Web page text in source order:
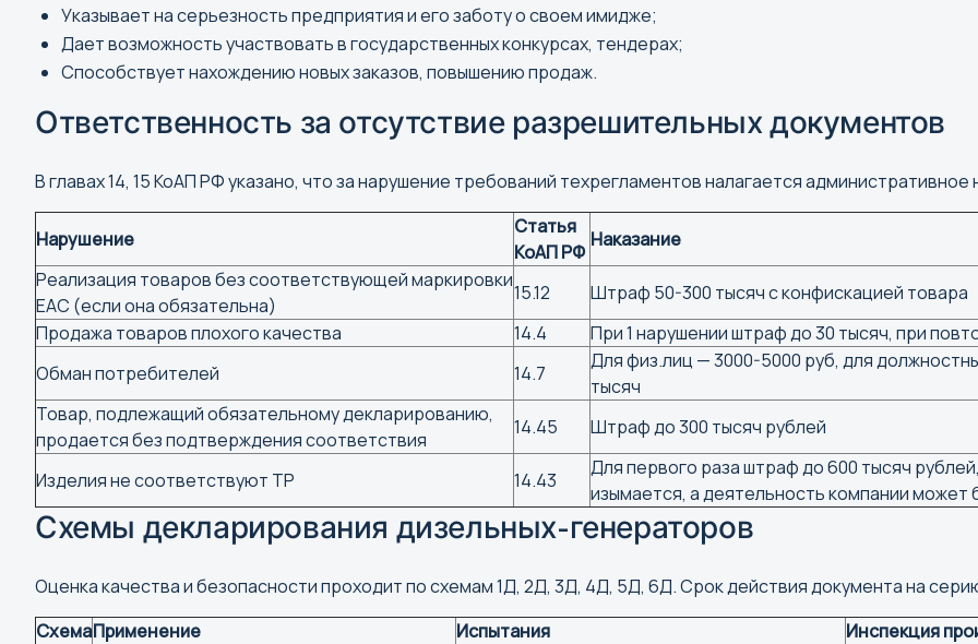
Указывает на серьезность предприятия и его заботу о своем имидже;
Дает возможность участвовать в государственных конкурсах, тендерах;
Способствует нахождению новых заказов, повышению продаж.
Ответственность за отсутствие разрешительных документов
В главах 14, 15 КоАП РФ указано, что за нарушение требований техрегламентов налагается административное
Нарушение
Статья
КоАП РФ
Наказание
Реализация товаров без соответствующей маркировки
ЕАС (если она обязательна)
15.12
Штраф 50-300 тысяч с конфискацией товара
Продажа товаров плохого качества
14.4
При 1 нарушении штраф до 30 тысяч, при
Обман потребителей
14.7
Для физ.лиц — 3000-5000 руб, для
тысяч
Товар, подлежащий обязательному декларированию,
продается без подтверждения соответствия
14.45 Штраф до 300 тысяч рублей
Изделия не соответствуют ТР 14.43
Для первого раза штраф до 600 тысяч
изымается, а деятельность компании может
Схемы декларирования дизельных-генераторов
Оценка качества и безопасности проходит по схемам 1Д, 2Д, 3Д, 4Д, 5Д, 6Д. Срок действия документа на
СхемаПрименение Испытания
Инспекция
Абакан
Анадырь
Армавир
Архангельск
Барнаул
Белгород
Бийск
Биробиджан
Брянск
Владимир
Вологда
Г
Горно-Алтайск
Е
Екатеринбург
И
Иваново
Ижевск
Й К
Казань
Калининград
Кемерово
Л
Липецк